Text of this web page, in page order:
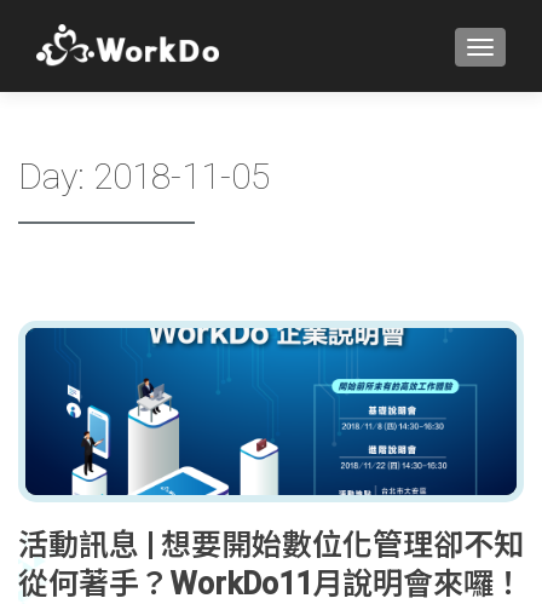
Day: 2018-11-05
活動訊息 | 想要開始數位化管理卻不知
從何著手？WorkDo11月說明會來囉！